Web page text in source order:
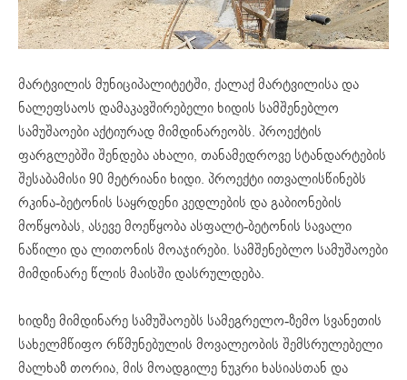
მარტვილის მუნიციპალიტეტში, ქალაქ მარტვილისა და
ნალეფსაოს დამაკავშირებელი ხიდის სამშენებლო
სამუშაოები აქტიურად მიმდინარეობს. პროექტის
ფარგლებში შენდება ახალი, თანამედროვე სტანდარტების
შესაბამისი 90 მეტრიანი ხიდი. პროექტი ითვალისწინებს
რკინა-ბეტონის საყრდენი კედლების და გაბიონების
მოწყობას, ასევე მოეწყობა ასფალტ-ბეტონის სავალი
ნაწილი და ლითონის მოაჯირები. სამშენებლო სამუშაოები
მიმდინარე წლის მაისში დასრულდება.
ხიდზე მიმდინარე სამუშაოებს სამეგრელო-ზემო სვანეთის
სახელმწიფო რწმუნებულის მოვალეობის შემსრულებელი
მალხაზ თორია, მის მოადგილე ნუკრი ხასიასთან და